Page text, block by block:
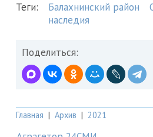
Теги: Балахнинский район
наследия
Поделиться:
Главная | Архив | 2021